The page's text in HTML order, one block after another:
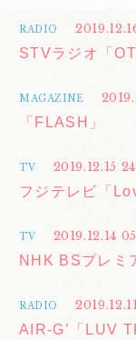
RADIO
STVラジオ「
MAGAZINE
「FLASH」
TV
2019.12.15
フジテレビ「
TV
2019.12.14
NHK BSプレミ
RADIO
AIR-G’「LUV